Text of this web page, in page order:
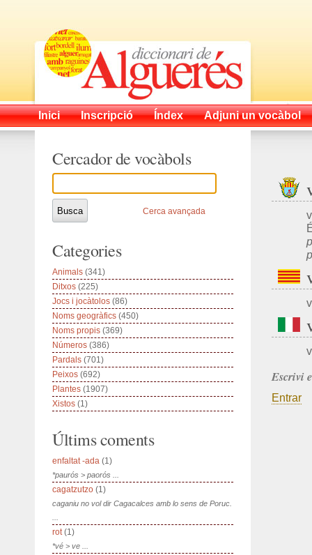
Inici Inscripció Índex Adjuni un vocàbol
Escrivi
Entrar
Cercador de vocàbols
Cerca avançada
Categories
Animals (341)
Ditxos (225)
Jocs i jocàtolos (86)
Noms geogràfics (450)
Noms propis (369)
Números (386)
Pardals (701)
Peixos (692)
Plantes (1907)
Xistos (1)
Últims coments
enfaltat -ada (1)
*paurós > paorós ...
cagatzutzo (1)
caganiu no vol dir Cagacalces amb lo sens de Poruc.
rot(1)
*vé > ve ...